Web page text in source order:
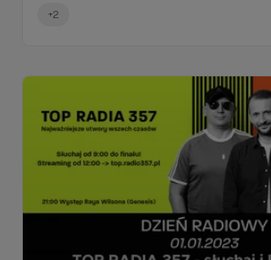
Tom Odell, Shame, Black Honey, Kim
https://radio357.pl Przeczytaj post, by
+2